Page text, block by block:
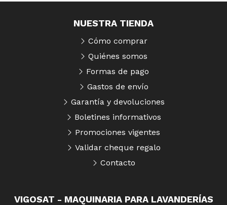
VIGOSAT - MAQUINARIA PARA LAVANDERÍAS
NUESTRA TIENDA
Cómo comprar
Quiénes somos
Formas de pago
Gastos de envío
Garantía y devoluciones
Boletines informativos
Promociones vigentes
Validar cheque regalo
Contacto